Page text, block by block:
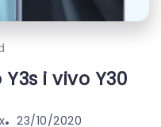
i vivo Y30
23/10/2020